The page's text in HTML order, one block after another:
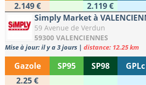
2.149 €
2.119 €
Simply Market à
59 Avenue de Verdun
59300 VALENCIENNES
Mise à jour: il y a 3 jours | distance: 12.25 km
Gazole SP95 SP98 GPLc
2.25 €